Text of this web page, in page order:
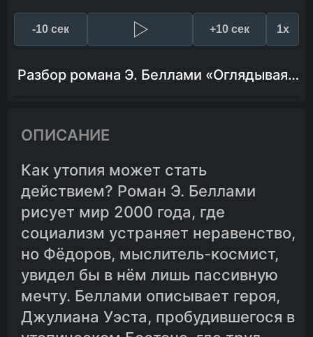
-10 сек +10 сек 1x
Разбор романа Э. Беллами «Оглядываясь назад от 1887 к 2000 году»
ОПИСАНИЕ
Как утопия может стать
действием? Роман Э. Беллами
рисует мир 2000 года, где
социализм устраняет неравенство,
но Фёдоров, мыслитель-космист,
увидел бы в нём лишь пассивную
мечту. Беллами описывает героя,
Джулиана Уэста, пробудившегося в